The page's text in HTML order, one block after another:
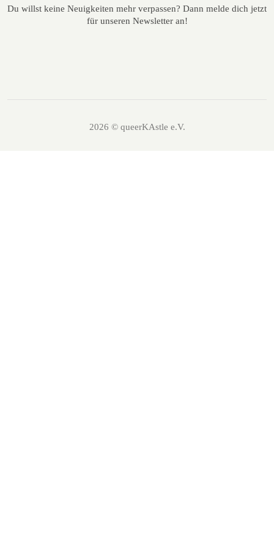
Du willst keine Neuigkeiten mehr verpassen? Dann melde dich jetzt
für unseren Newsletter an!
2026 © queerKAstle e.V.